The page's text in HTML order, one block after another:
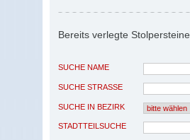
Bereits verlegte Stolpersteine
SUCHE NAME
SUCHE STRASSE
SUCHE IN BEZIRK
STADTTEILSUCHE